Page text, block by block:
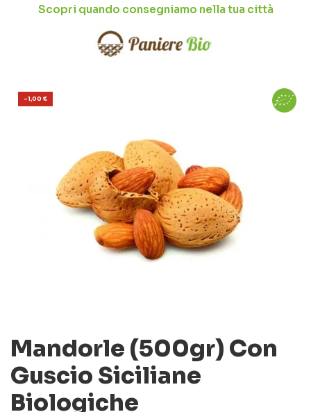
Scopri quando consegniamo nella tua città
-1,00 €
Mandorle (500gr) Con
Guscio Siciliane
Biologiche